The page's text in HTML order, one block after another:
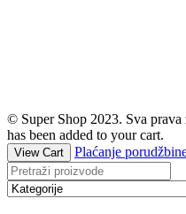
© Super Shop 2023. Sva prava
has been added to your cart.
View Cart Plaćanje